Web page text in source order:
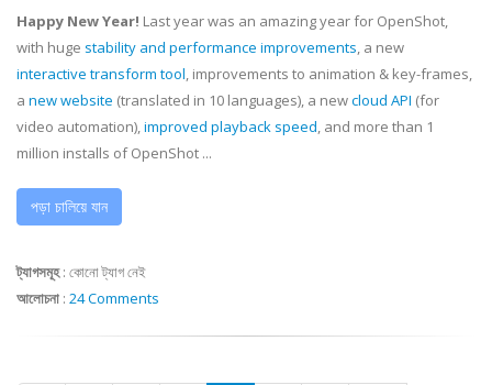
Happy New Year! Last year was an amazing year for OpenShot,
with huge stability and performance improvements, a new
interactive transform tool, improvements to animation & key-frames,
a new website (translated in 10 languages), a newcloud API (for
video automation),improved playback speed, and more than 1
million installs of OpenShot ...
পড়া চালিয়ে যান
ট্যাগসমূহ: কোনো ট্যাগ নেই
আলোচনা : 24 Comments